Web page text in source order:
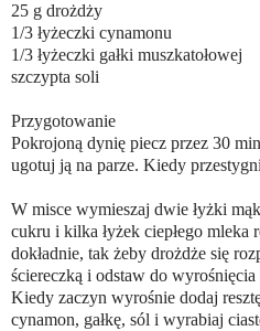
25 g drożdży
1/3 łyżeczki cynamonu
1/3 łyżeczki gałki muszkatołowej
szczypta soli
Przygotowanie
Pokrojoną dynię piecz przez 30
ugotuj ją na parze. Kiedy
W misce wymieszaj dwie łyżki
cukru i kilka łyżek ciepłego mleka
dokładnie, tak żeby drożdże się
ściereczką i odstaw do wyrośnięcia
Kiedy zaczyn wyrośnie dodaj
cynamon, gałkę, sól i wyrabiaj